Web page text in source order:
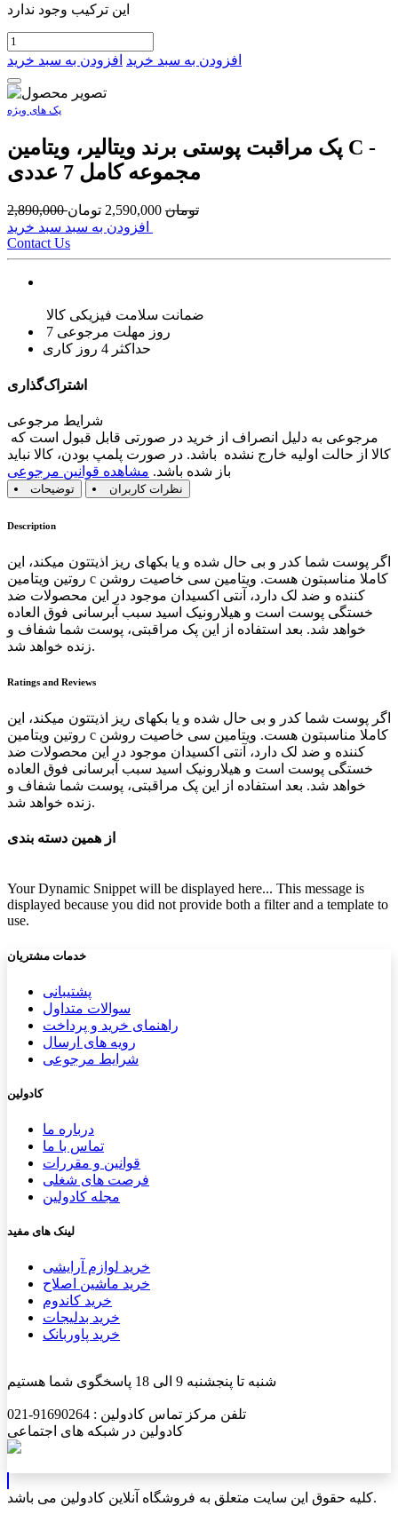
این ترکیب وجود ندارد
افزودن به سبد خرید افزودن به سبد خرید
پک های ویژه
پک مراقبت پوستی برند ویتالیر، ویتامین C -
مجموعه کامل 7 عددی
2,890,000 تومان 2,590,000 تومان
Contact Us
ضمانت سلامت فیزیکی کالا
7 روز مهلت مرجوعی
حداکثر 4 روز کاری
اشتراک‌گذاری
شرایط مرجوعی
کالا از حالت اولیه خارج نشده باشد. در صورت پلمپ بودن، کالا نباید
باز شده باشد. مشاهده قوانین مرجوعی
توضیحات نظرات کاربران
Description
اگر پوست شما کدر و بی حال شده و یا بکهای ریز اذیتتون میکند، این
روتین ویتامین c کاملا مناسبتون هست. ویتامین سی خاصیت روشن
کننده و ضد لک دارد، آنتی اکسیدان موجود در این محصولات ضد
خستگی پوست است و هیلارونیک اسید سبب آبرسانی فوق العاده
خواهد شد. بعد استفاده از این پک مراقبتی، پوست شما شفاف و
زنده خواهد شد.
Ratings and Reviews
اگر پوست شما کدر و بی حال شده و یا بکهای ریز اذیتتون میکند، این
روتین ویتامین c کاملا مناسبتون هست. ویتامین سی خاصیت روشن
کننده و ضد لک دارد، آنتی اکسیدان موجود در این محصولات ضد
خستگی پوست است و هیلارونیک اسید سبب آبرسانی فوق العاده
خواهد شد. بعد استفاده از این پک مراقبتی، پوست شما شفاف و
زنده خواهد شد.
از همین دسته بندی
Your Dynamic Snippet will be displayed here... This message is
displayed because you did not provide both a filter and a template to
use.
خدمات مشتریان
پشتیب​​انی
سوالات متداول
راهنمای خرید و پرداخت
رویه های ارسال
شرایط مرجوعی
کادولین
درباره ما
تماس با ما
قوانین و مقررات
فرصت های شغلی
مجله کادولین
لینک های مفید
خرید لوازم آرایشی
خرید ماشین اصلاح
خرید کاندوم
خرید بدلیجات
خرید پاوربانک
شنبه تا پنجشنبه 9 الی 18 پاسخگوی شما هستیم
تلفن مرکز تماس کادولین : 91690264-021
کادولین در شبکه های اجتماعی
کلیه حقوق این سایت متعلق به فروشگاه آنلاین کادولین می باشد.